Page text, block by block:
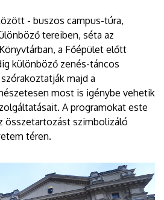
- buszos campus-túra,
tereiben, séta az
a Főépület előtt
különböző zenés-táncos
majd a
most is igénybe vehetik
A programokat este
összetartozást szimbolizáló
téren.